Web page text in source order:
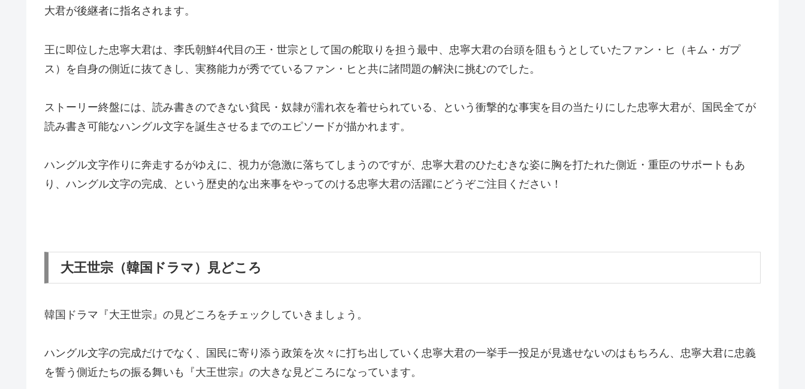
大君が後継者に指名されます。
王に即位した忠寧大君は、李氏朝鮮4代目の王・世宗として国の舵取りを担う最中、忠寧大君の台頭を阻もうとしていたファン・ヒ（キム・ガプ
ス）を自身の側近に抜てきし、実務能力が秀でているファン・ヒと共に諸問題の解決に挑むのでした。
ストーリー終盤には、読み書きのできない貧民・奴隷が濡れ衣を着せられている、という衝撃的な事実を目の当たりにした忠寧大君が、国民全てが
読み書き可能なハングル文字を誕生させるまでのエピソードが描かれます。
ハングル文字作りに奔走するがゆえに、視力が急激に落ちてしまうのですが、忠寧大君のひたむきな姿に胸を打たれた側近・重臣のサポートもあ
り、ハングル文字の完成、という歴史的な出来事をやってのける忠寧大君の活躍にどうぞご注目ください！
大王世宗（韓国ドラマ）見どころ
韓国ドラマ『大王世宗』の見どころをチェックしていきましょう。
ハングル文字の完成だけでなく、国民に寄り添う政策を次々に打ち出していく忠寧大君の一挙手一投足が見逃せないのはもちろん、忠寧大君に忠義
を誓う側近たちの振る舞いも『大王世宗』の大きな見どころになっています。